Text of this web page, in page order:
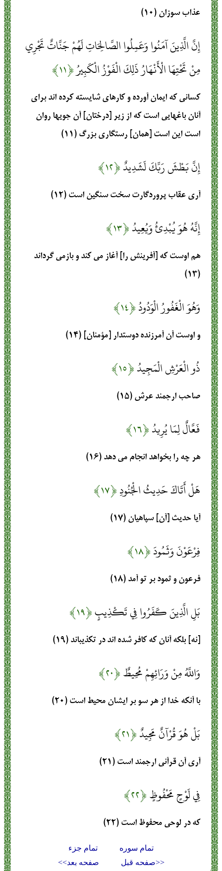
عذاب سوزان (۱۰)
إِنَّ الَّذِينَ آمَنُوا وَعَمِلُوا الصَّالِحَاتِ لَهُمْ جَنَّاتٌ تَجْرِي
مِنْ تَحْتِهَا الْأَنْهَارُ ذَلِكَ الْفَوْزُ الْكَبِيرُ﴿۱۱﴾
كسانى كه ايمان آورده و كارهاى شايسته كرده‏ اند براى
آنان باغهايى است كه از زير [درختان] آن جويها روان
است اين است [همان] رستگارى بزرگ (۱۱)
إِنَّ بَطْشَ رَبِّكَ لَشَدِيدٌ﴿۱۲﴾
آرى عقاب پروردگارت سخت‏ سنگين است (۱۲)
إِنَّهُ هُوَ يُبْدِئُ وَيُعِيدُ﴿۱۳﴾
هم اوست كه [آفرينش را] آغاز مى ‏كند و بازمى‏ گرداند
(۱۳)
وَهُوَ الْغَفُورُ الْوَدُودُ﴿۱۴﴾
و اوست آن آمرزنده دوستدار [مؤمنان] (۱۴)
ذُو الْعَرْشِ الْمَجِيدُ﴿۱۵﴾
صاحب ارجمند عرش (۱۵)
فَعَّالٌ لِمَا يُرِيدُ﴿۱۶﴾
هر چه را بخواهد انجام مى‏ دهد (۱۶)
هَلْ أَتَاكَ حَدِيثُ الْجُنُودِ﴿۱۷﴾
آيا حديث [آن] سپاهيان (۱۷)
فِرْعَوْنَ وَثَمُودَ﴿۱۸﴾
فرعون و ثمود بر تو آمد (۱۸)
بَلِ الَّذِينَ كَفَرُوا فِي تَكْذِيبٍ﴿۱۹﴾
[نه] بلكه آنان كه كافر شده‏ اند در تكذيب‏اند (۱۹)
وَاللَّهُ مِنْ وَرَائِهِمْ مُحِيطٌ﴿۲۰﴾
با آنكه خدا از هر سو بر ايشان محيط است (۲۰)
بَلْ هُوَ قُرْآنٌ مَجِيدٌ﴿۲۱﴾
آرى آن قرآنى ارجمند است (۲۱)
فِي لَوْحٍ مَحْفُوظٍ﴿۲۲﴾
كه در لوحى محفوظ است (۲۲)
تمام سوره
تمام جزء
<<صفحه قبل
صفحه بعد>>